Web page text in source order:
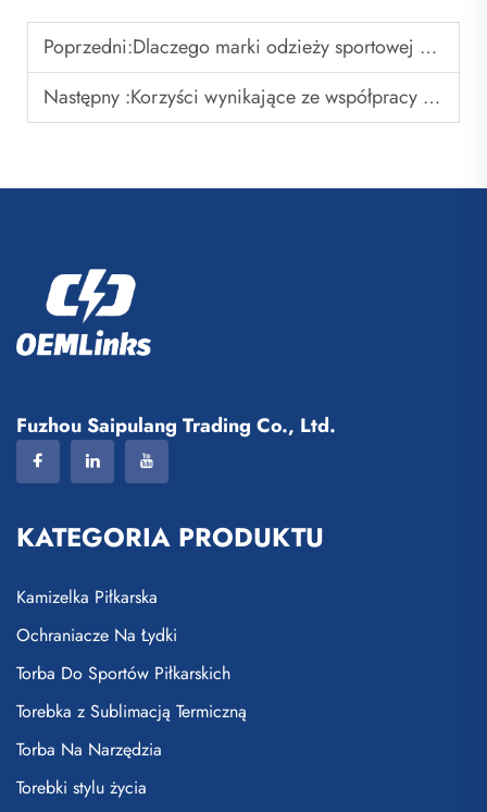
Poprzedni:Dlaczego marki odzieży sportowej potrzebują niezawodnych dostawców torb do koszykówki
Następny :Korzyści wynikające ze współpracy z fabryką worków z sznurkiem OEM
Fuzhou Saipulang Trading Co., Ltd.
KATEGORIA PRODUKTU
Kamizelka Piłkarska
Ochraniacze Na Łydki
Torba Do Sportów Piłkarskich
Torebka z Sublimacją Termiczną
Torba Na Narzędzia
Torebki stylu życia